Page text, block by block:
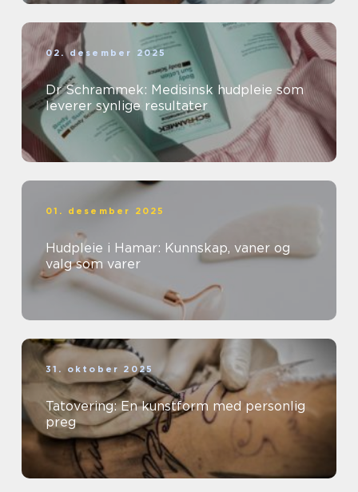
02. desember 2025
Dr Schrammek: Medisinsk hudpleie som
leverer synlige resultater
01. desember 2025
Hudpleie i Hamar: Kunnskap, vaner og
valg som varer
31. oktober 2025
Tatovering: En kunstform med personlig
preg